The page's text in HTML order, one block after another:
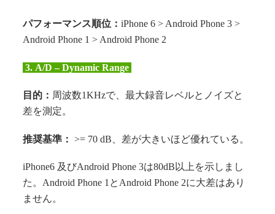
パフォーマンス順位：iPhone 6 > Android Phone 3 >
Android Phone 1 > Android Phone 2
3. A/D – Dynamic Range
目的： 周波数1KHzで、最大録音レベルとノイズと
差を測定。
推奨基準： >= 70 dB、差が大きいほど優れている。
iPhone6 及びAndroid Phone 3は80dB以上を示しまし
た。Android Phone 1とAndroid Phone 2に大差はあり
ません。